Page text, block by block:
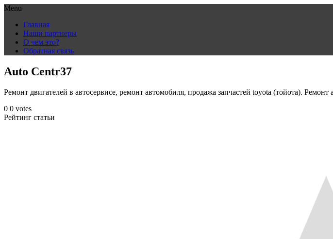
Menu
content
Главная
Наши партнеры
О чем это?
Обратная связь
Auto Centr37
Ремонт двигателей в автосервисе, ремонт автомобиля, продажа запчастей toyota (тойота).
0 0 votes
Рейтинг статьи